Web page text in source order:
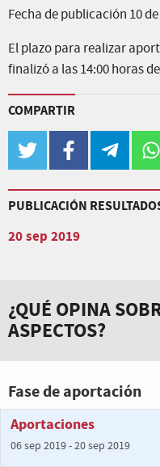
Fecha de publicación 10
El plazo para realizar
finalizó a las 14:00 horas
COMPARTIR
twitter facebook
PUBLICACIÓN
20 sep 2019
¿QUÉ OPINA
ASPECTOS?
Fase de aportación
Aportaciones
06 sep 2019 - 20 sep 2019